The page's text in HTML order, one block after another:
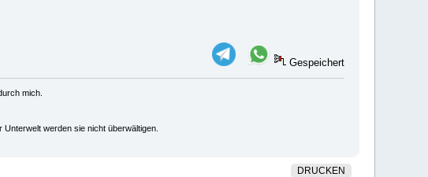
Gespeichert
mich.
werden sie nicht überwältigen.
DRUCKEN